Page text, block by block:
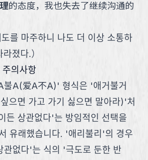
的态度，我也失去了继续沟通的
도를 마주하니 나도 더 이상 소통하
라졌다.）
의사항
불A(爱A不A)' 형식은 '애거불거
으면 가고 가기 싫으면 말아라)'처
든 상관없다'는 방임적인 선택을
유래했습니다. '애리불리'의 경우
관없다'는 식의 '극도로 둔한 반